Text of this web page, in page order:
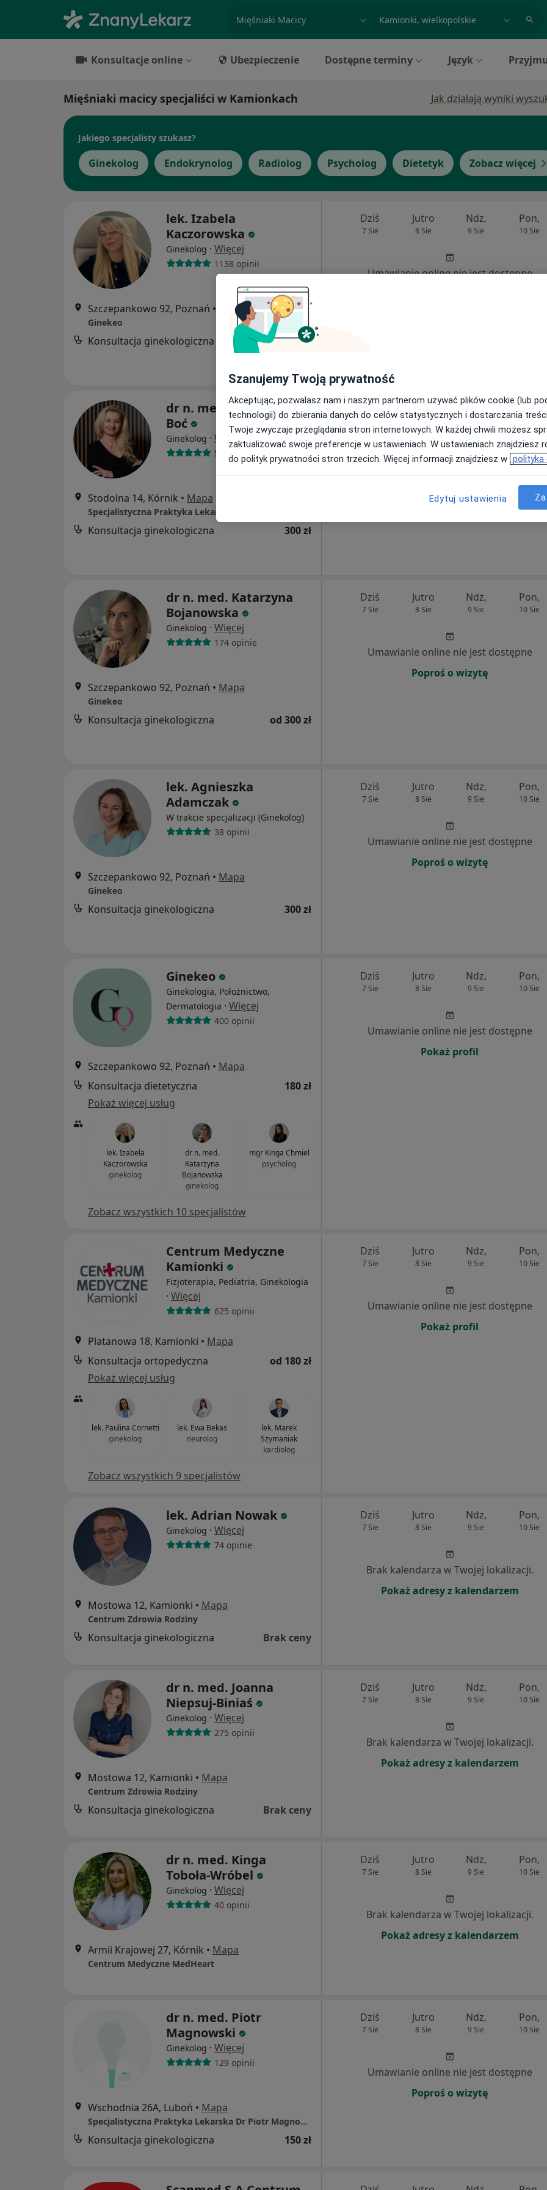
specjalizacja, badanie lub nazwisko
Konsultacje online Ubezpieczenie Dostępne terminy Język
Mięśniaki macicy specjaliści w Kamionkach Jak działają wyniki
Jakiego specjalisty szukasz?
Ginekolog Endokrynolog Radiolog Psycholog Dietetyk Zobacz więcej
lek. Izabela
Kaczorowska
Ginekolog · Więcej
1138 opinii
Szczepankowo 92, Poznań • Mapa
Ginekeo
Konsultacja ginekologiczna od 300 zł
Dziś
7 Sie
Jutro
8 Sie
Ndz,
9 Sie
Pon,
10 Sie
Umawianie online nie jest dostępne
dr n. med. Adrianna
Boć
Ginekolog · Więcej
536 opinii
Stodolna 14, Kórnik • Mapa
Konsultacja ginekologiczna 300 zł
Dziś
7 Sie
Jutro
8 Sie
Ndz,
9 Sie
Pon,
10 Sie
Umawianie online nie jest dostępne
dr n. med. Katarzyna
Bojanowska
Ginekolog · Więcej
174 opinie
Szczepankowo 92, Poznań • Mapa
Ginekeo
Konsultacja ginekologiczna od 300 zł
Dziś
7 Sie
Jutro
8 Sie
Ndz,
9 Sie
Pon,
10 Sie
Umawianie online nie jest dostępne
Poproś o wizytę
lek. Agnieszka
Adamczak
W trakcie specjalizacji (Ginekolog)
38 opinii
Szczepankowo 92, Poznań • Mapa
Ginekeo
Konsultacja ginekologiczna 300 zł
Dziś
7 Sie
Jutro
8 Sie
Ndz,
9 Sie
Pon,
10 Sie
Umawianie online nie jest dostępne
Poproś o wizytę
Ginekeo
Ginekologia, Położnictwo,
Dermatologia · Więcej
400 opinii
Szczepankowo 92, Poznań • Mapa
Konsultacja dietetyczna
180 zł
Pokaż więcej usług
lek. Izabela
Kaczorowska
ginekolog
dr n. med.
Katarzyna
Bojanowska
ginekolog
mgr Kinga Chmiel
psycholog
Zobacz wszystkich 10 specjalistów
Dziś
7 Sie
Jutro
8 Sie
Ndz,
9 Sie
Pon,
10 Sie
Umawianie online nie jest dostępne
Pokaż profil
Centrum Medyczne
Kamionki
Fizjoterapia, Pediatria, Ginekologia
· Więcej
625 opinii
Platanowa 18, Kamionki • Mapa
Konsultacja ortopedyczna
od 180 zł
Pokaż więcej usług
lek. Paulina Cornetti
ginekolog
lek. Ewa Bekas
neurolog
lek. Marek
Szymaniak
kardiolog
Zobacz wszystkich 9 specjalistów
Dziś
7 Sie
Jutro
8 Sie
Ndz,
9 Sie
Pon,
10 Sie
Umawianie online nie jest dostępne
Pokaż profil
lek. Adrian Nowak
Ginekolog · Więcej
74 opinie
Mostowa 12, Kamionki • Mapa
Centrum Zdrowia Rodziny
Konsultacja ginekologiczna Brak ceny
Dziś
7 Sie
Jutro
8 Sie
Ndz,
9 Sie
Pon,
10 Sie
Brak kalendarza w Twojej lokalizacji.
Pokaż adresy z kalendarzem
dr n. med. Joanna
Niepsuj-Biniaś
Ginekolog · Więcej
275 opinii
Mostowa 12, Kamionki • Mapa
Centrum Zdrowia Rodziny
Konsultacja ginekologiczna Brak ceny
Dziś
7 Sie
Jutro
8 Sie
Ndz,
9 Sie
Pon,
10 Sie
Brak kalendarza w Twojej lokalizacji.
Pokaż adresy z kalendarzem
dr n. med. Kinga
Toboła-Wróbel
Ginekolog · Więcej
40 opinii
Armii Krajowej 27, Kórnik • Mapa
Centrum Medyczne MedHeart
Dziś
7 Sie
Jutro
8 Sie
Ndz,
9 Sie
Pon,
10 Sie
Brak kalendarza w Twojej lokalizacji.
Pokaż adresy z kalendarzem
dr n. med. Piotr
Magnowski
Ginekolog · Więcej
129 opinii
Wschodnia 26A, Luboń • Mapa
Specjalistyczna Praktyka Lekarska Dr Piotr Magnowski
Konsultacja ginekologiczna 150 zł
Dziś
7 Sie
Jutro
8 Sie
Ndz,
9 Sie
Pon,
10 Sie
Umawianie online nie jest dostępne
Poproś o wizytę
Szanujemy Twoją prywatność
Akceptując, pozwalasz nam i naszym partnerom używać plików cookie (lub
technologii) do zbierania danych do celów statystycznych i dostarczania
Twoje zwyczaje przeglądania stron internetowych. W każdej chwili możesz
zaktualizować swoje preferencje w ustawieniach. W ustawieniach znajdziesz
do polityk prywatności stron trzecich. Więcej informacji znajdziesz w polityka
Edytuj ustawienia